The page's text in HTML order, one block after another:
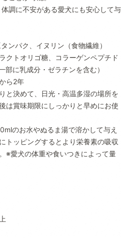
調に不安がある愛犬にも安心して与
ンパク、イヌリン（食物繊維）
クトオリゴ糖、コラーゲンペプチド
部に乳成分・ゼラチンを含む）
ら2年
と決めて、日光・高温多湿の場所を
は賞味期限にしっかりと早めにお使
のお水やぬるま湯で溶かして与え
トッピングするとより栄養素の吸収
※愛犬の体重や食いつきによって量